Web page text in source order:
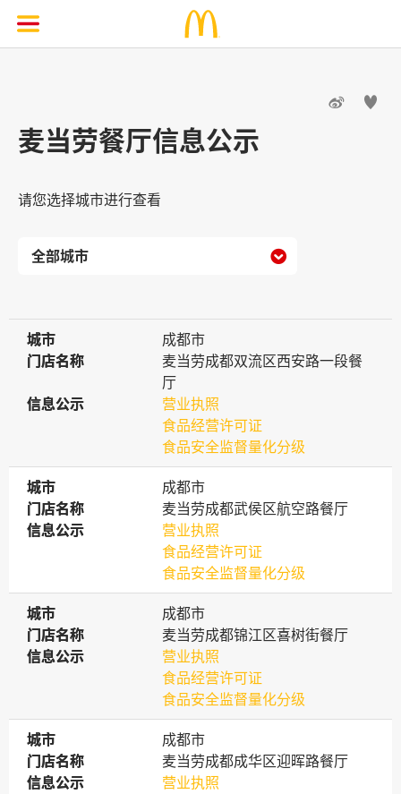
 
麦当劳餐厅信息公示
请您选择城市进行查看

城市
城市
成都市
门店名称
门店名称
麦当劳成都双流区西安路一段餐
厅
信息公示
信息公示
营业执照
食品经营许可证
食品安全监督量化分级
城市
城市
成都市
门店名称
门店名称
麦当劳成都武侯区航空路餐厅
信息公示
信息公示
营业执照
食品经营许可证
食品安全监督量化分级
城市
城市
成都市
门店名称
门店名称
麦当劳成都锦江区喜树街餐厅
信息公示
信息公示
营业执照
食品经营许可证
食品安全监督量化分级
城市
城市
成都市
门店名称
门店名称
麦当劳成都成华区迎晖路餐厅
信息公示
信息公示
营业执照